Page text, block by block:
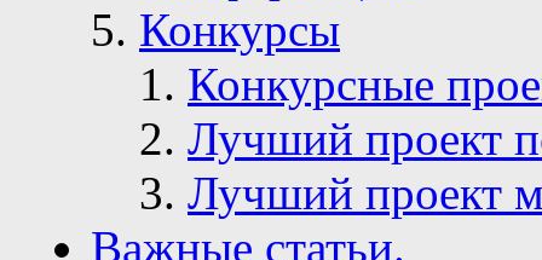
Конкурсы
Конкурсные
Лучший проект
Лучший проект
Важные статьи.